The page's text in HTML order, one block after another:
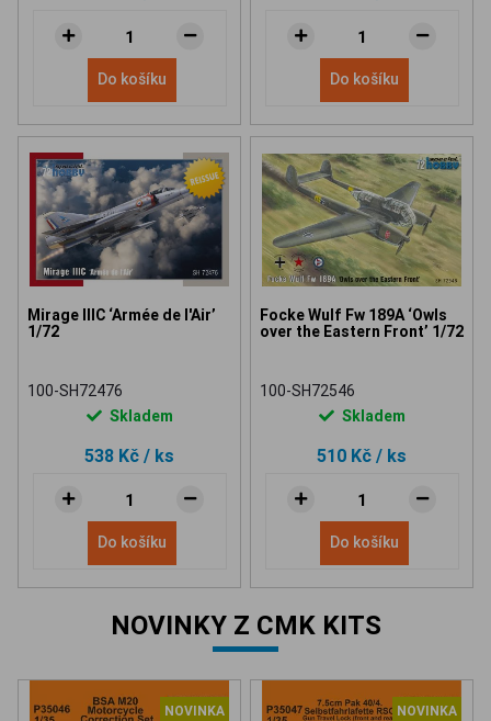
Do košíku Do košíku
Mirage IIIC ‘Armée de l'Air’
1/72
100-SH72476
Skladem
538 Kč / ks
Do košíku
Focke Wulf Fw 189A ‘Owls
over the Eastern Front’ 1/72
100-SH72546
Skladem
510 Kč / ks
Do košíku
NOVINKY Z CMK KITS
NOVINKA NOVINKA